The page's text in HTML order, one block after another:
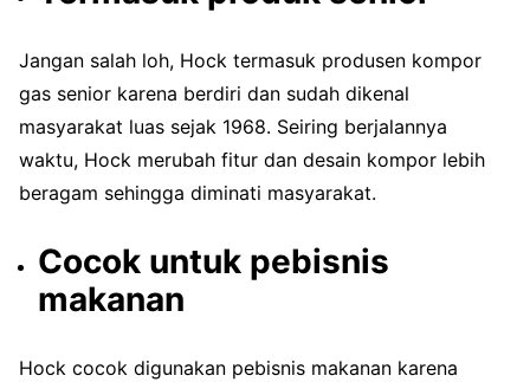
Jangan salah loh, Hock termasuk produsen kompor
gas senior karena berdiri dan sudah dikenal
masyarakat luas sejak 1968. Seiring berjalannya
waktu, Hock merubah fitur dan desain kompor lebih
beragam sehingga diminati masyarakat.
Cocok untuk pebisnis
makanan
Hock cocok digunakan pebisnis makanan karena